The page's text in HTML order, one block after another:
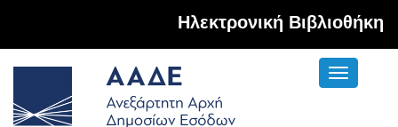
Hλεκτρονική Βιβλιοθήκη
Toggle